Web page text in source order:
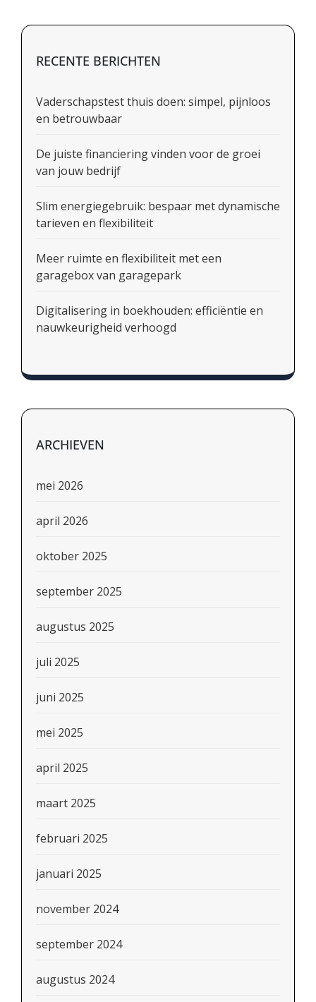
RECENTE BERICHTEN
Vaderschapstest thuis doen: simpel, pijnloos
en betrouwbaar
De juiste financiering vinden voor de groei
van jouw bedrijf
Slim energiegebruik: bespaar met dynamische
tarieven en flexibiliteit
Meer ruimte en flexibiliteit met een
garagebox van garagepark
Digitalisering in boekhouden: efficiëntie en
nauwkeurigheid verhoogd
ARCHIEVEN
mei 2026
april 2026
oktober 2025
september 2025
augustus 2025
juli 2025
juni 2025
mei 2025
april 2025
maart 2025
februari 2025
januari 2025
november 2024
september 2024
augustus 2024